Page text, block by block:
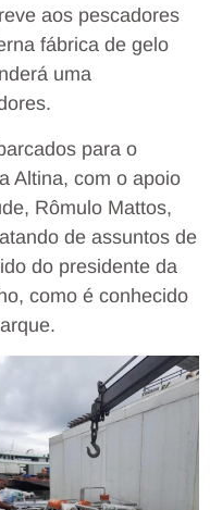
aos pescadores
fábrica de gelo
uma
para o
Altina, com o apoio
Rômulo Mattos,
de assuntos de
do presidente da
como é conhecido